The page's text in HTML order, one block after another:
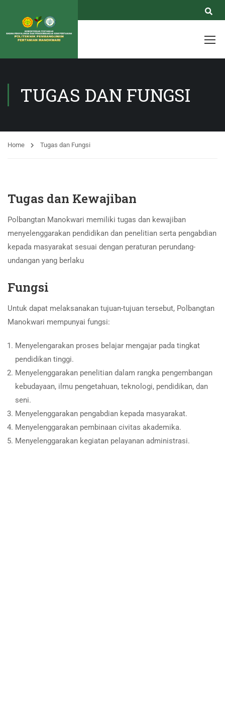
TUGAS DAN FUNGSI
Home Tugas dan Fungsi
Tugas dan Kewajiban
Polbangtan Manokwari memiliki tugas dan kewajiban
menyelenggarakan pendidikan dan penelitian serta pengabdian
kepada masyarakat sesuai dengan peraturan perundang-
undangan yang berlaku
Fungsi
Untuk dapat melaksanakan tujuan-tujuan tersebut, Polbangtan
Manokwari mempunyai fungsi:
Menyelengarakan proses belajar mengajar pada tingkat
pendidikan tinggi.
Menyelenggarakan penelitian dalam rangka pengembangan
kebudayaan, ilmu pengetahuan, teknologi, pendidikan, dan
seni.
Menyelenggarakan pengabdian kepada masyarakat.
Menyelenggarakan pembinaan civitas akademika.
Menyelenggarakan kegiatan pelayanan administrasi.